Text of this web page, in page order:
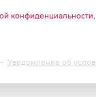
(данное
конфиденциальности
Уведомление об